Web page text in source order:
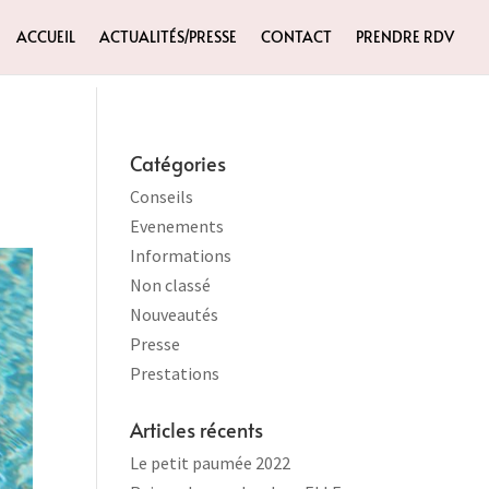
ACCUEIL ACTUALITÉS/PRESSE CONTACT PRENDRE RDV
Catégories
Conseils
Evenements
Informations
Non classé
Nouveautés
Presse
Prestations
Articles récents
Le petit paumée 2022